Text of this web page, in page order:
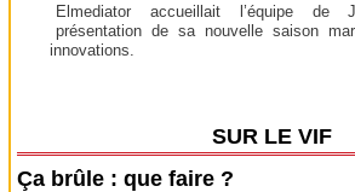
Elmediator accueillait l’équipe de
présentation de sa nouvelle saison
innovations.
SUR LE VIF
Ça brûle : que faire ?